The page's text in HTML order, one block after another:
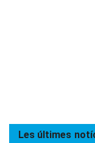
Les últimes